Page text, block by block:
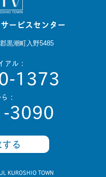
ービスセンター
黒潮町入野5485
アル：
1373
：
3090
る
KUROSHIO TOWN